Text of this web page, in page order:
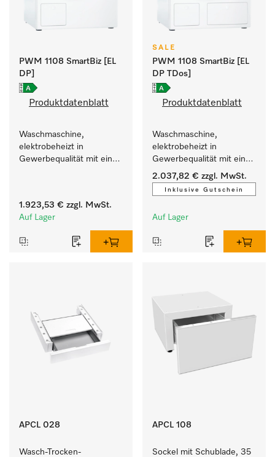
PWM 1108 SmartBiz [EL
DP]
Produktdatenblatt
Waschmaschine,
elektrobeheizt in
Gewerbequalität mit einer
1.923,53 € zzgl. MwSt.
Auf Lager
SALE
PWM 1108 SmartBiz [EL
DP TDos]
Produktdatenblatt
Waschmaschine,
elektrobeheizt in
Gewerbequalität mit einer
Laufzeit von 79 min,
automatische Dosierung.
2.037,82 € zzgl. MwSt.
Inklusive Gutschein
Auf Lager
APCL 028
Wasch-Trocken-
APCL 108
Sockel mit Schublade, 35